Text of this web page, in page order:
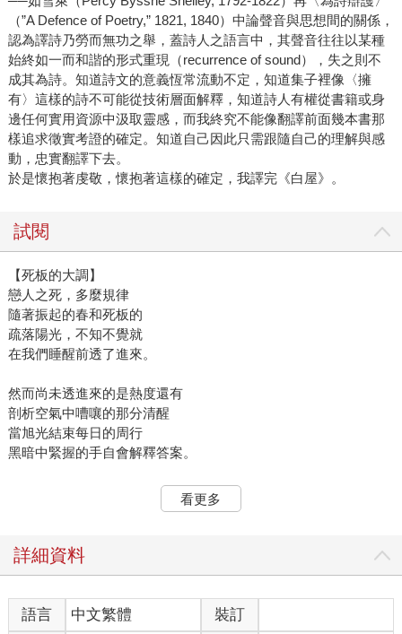
（”A Defence of Poetry,” 1821, 1840）中論聲音與思想間的關係，
認為譯詩乃勞而無功之舉，蓋詩人之語言中，其聲音往往以某種
始終如一而和諧的形式重現（recurrence of sound），失之則不
成其為詩。知道詩文的意義恆常流動不定，知道集子裡像〈擁
有〉這樣的詩不可能從技術層面解釋，知道詩人有權從書籍或身
邊任何實用資源中汲取靈感，而我終究不能像翻譯前面幾本書那
樣追求徵實考證的確定。知道自己因此只需跟隨自己的理解與感
動，忠實翻譯下去。
於是懷抱著虔敬，懷抱著這樣的確定，我譯完《白屋》。
試閱
【死板的大調】
戀人之死，多麼規律
隨著振起的春和死板的
疏落陽光，不知不覺就
在我們睡醒前透了進來。
然而尚未透進來的是熱度還有
剖析空氣中嘈嚷的那分清醒
當旭光結束每日的周行
黑暗中緊握的手自會解釋答案。
冷冷蓋覆著她─痛苦卻未到來。
你每步三階走下樓梯
直到足踏鋪墊過的地板──
看更多
詳細資料
語言 中文繁體 裝訂